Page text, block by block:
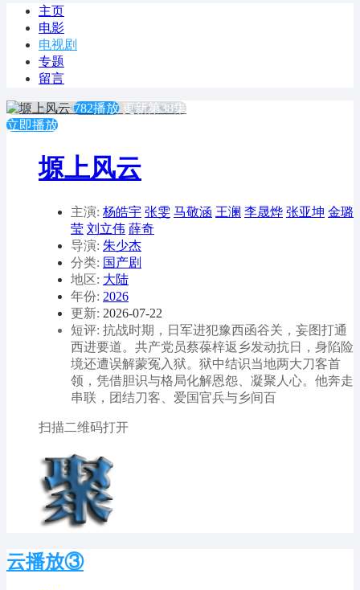
主页
电影
电视剧
专题
留言
782播放 更新第38集
立即播放
塬上风云
主演: 杨皓宇 张雯 马敬涵 王澜 李晟烨 张亚坤 金璐
莹 刘立伟 薛奇
导演: 朱少杰
分类: 国产剧
地区: 大陆
年份: 2026
更新: 2026-07-22
短评: 抗战时期，日军进犯豫西函谷关，妄图打通
西进要道。共产党员蔡葆梓返乡发动抗日，身陷险
境还遭误解蒙冤入狱。狱中结识当地两大刀客首
领，凭借胆识与格局化解恩怨、凝聚人心。他奔走
串联，团结刀客、爱国官兵与乡间百
扫描二维码打开
云播放③